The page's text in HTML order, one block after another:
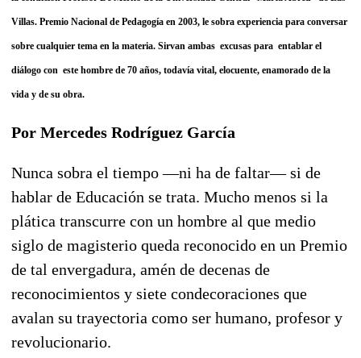
Villas. Premio Nacional de Pedagogía en 2003, le sobra experiencia para conversar
sobre cualquier tema en la materia. Sirvan ambas excusas para entablar el
diálogo con este hombre de 70 años, todavía vital, elocuente, enamorado de la
vida y de su obra.
Por Mercedes Rodríguez García
Nunca sobra el tiempo —ni ha de faltar— si de
hablar de Educación se trata. Mucho menos si la
plática transcurre con un hombre al que medio
siglo de magisterio queda reconocido en un Premio
de tal envergadura, amén de decenas de
reconocimientos y siete condecoraciones que
avalan su trayectoria como ser humano, profesor y
revolucionario.